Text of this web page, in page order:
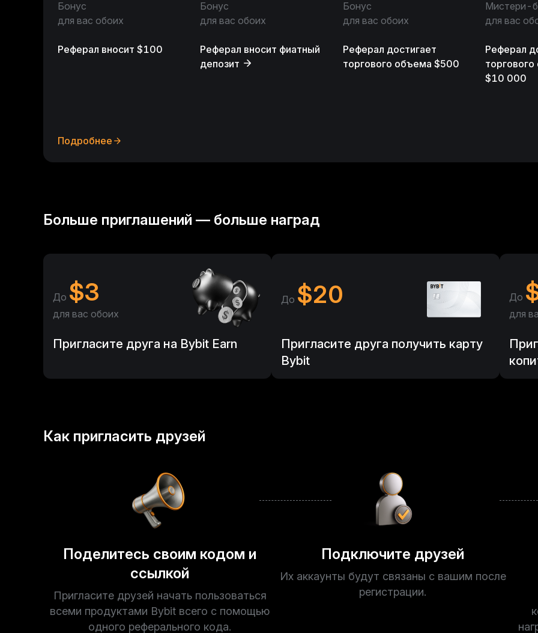
Пользователь
Пользователь
Пользователь
Пользователь
Пользователь
Бонус
для вас обоих
Реферал вносит $100
Бонус
для вас обоих
Реферал вносит фиатный
депозит
Бонус
для вас обоих
Реферал достигает
торгового объема $500
Мистери-
для вас
Реферал
$10 000
Подробнее
Больше приглашений — больше наград
До $3
для вас обоих
Пригласите друга на Bybit Earn
До $20
Пригласите друга получить карту
Bybit
До
для
Как пригласить друзей
Поделитесь своим кодом и
ссылкой
Пригласите друзей начать пользоваться
всеми продуктами Bybit всего с помощью
одного реферального кода.
Подключите друзей
Их аккаунты будут связаны с вашим после
регистрации.